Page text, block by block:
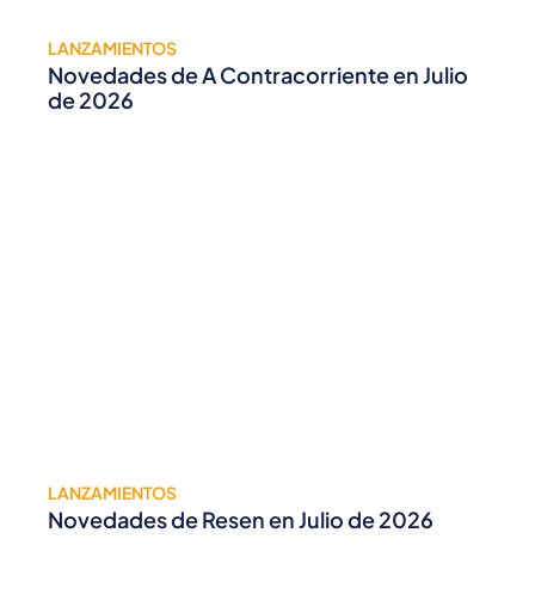
LANZAMIENTOS
Novedades de A Contracorriente en Julio
de 2026
LANZAMIENTOS
Novedades de Resen en Julio de 2026